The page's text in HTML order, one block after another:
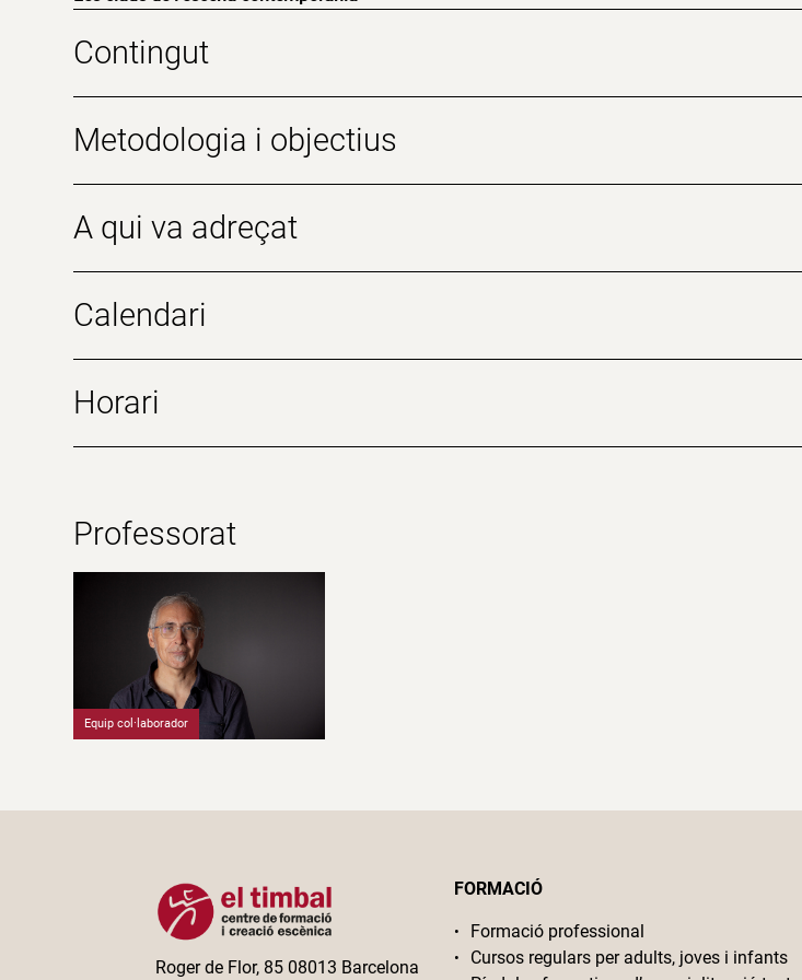
Contingut
Metodologia i objectius
A qui va adreçat
Calendari
Horari
Professorat
Equip col·laborador
Roger de Flor, 85 08013 Barcelona
FORMACIÓ
Formació professional
Cursos regulars per adults, joves i infants